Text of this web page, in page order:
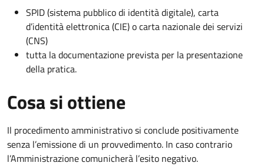
SPID (sistema pubblico di identità digitale), carta
d’identità elettronica (CIE) o carta nazionale dei servizi
(CNS)
tutta la documentazione prevista per la presentazione
della pratica.
Cosa si ottiene
Il procedimento amministrativo si conclude positivamente
senza l’emissione di un provvedimento. In caso contrario
l’Amministrazione comunicherà l’esito negativo.